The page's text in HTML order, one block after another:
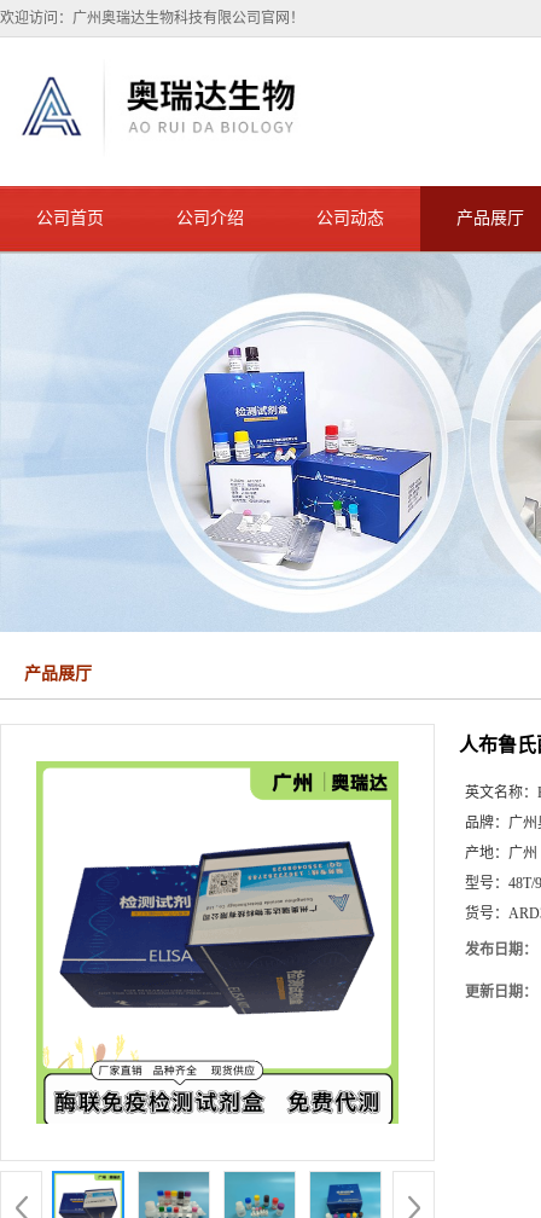
欢迎访问：广州奥瑞达生物科技有限公司官网！
公司首页 公司介绍 公司动态 产品展厅
产品展厅
人布鲁
英文名称：
品牌： 广州
产地： 广州
型号： 48T/
货号：
发布日期：
更新日期：